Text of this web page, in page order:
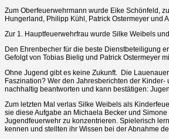
Zum Oberfeuerwehrmann wurde Eike Schönfeld,
Hungerland, Philipp Kühl, Patrick Ostermeyer und
Zur 1. Hauptfeuerwehrfrau wurde Silke Weibels
Den Ehrenbecher für die beste Dienstbeteiligung
Gefolgt von Tobias Bielig und Patrick Ostermeyer
Ohne Jugend gibt es keine Zukunft. Die
Faszination? Wer den Jahresberichten der
nachhaltig beantworten und kann bestätigen:
Zum letzten Mal verlas Silke Weibels als
sie diese Aufgabe an Michaela Becker und
Jugendfeuerwehr zu konzentrieren. Spielerisch
kennen und stellten ihr Wissen bei der Abnahme